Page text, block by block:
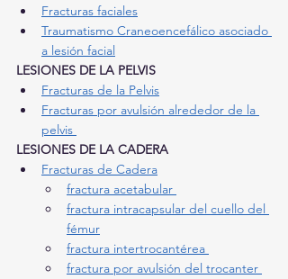
Fracturas faciales
Traumatismo Craneoencefálico asociado
a lesión facial
LESIONES DE LA PELVIS
Fracturas de la Pelvis
Fracturas por avulsión alrededor de la
pelvis
LESIONES DE LA CADERA
Fracturas de Cadera
fractura acetabular
fractura intracapsular del cuello del
fémur
fractura intertrocantérea
fractura por avulsión del trocanter